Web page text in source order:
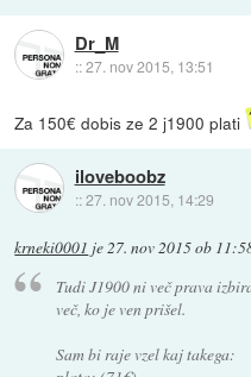
Dr_M
::27. nov 2015, 13:51
Za 150€ dobis ze 2 j1900 plati
iloveboobz
::27. nov 2015, 14:29
krneki0001 je27. nov 2015 ob
Tudi J1900 ni več prava
več, ko je ven prišel.
Sam bi raje vzel kaj takega: